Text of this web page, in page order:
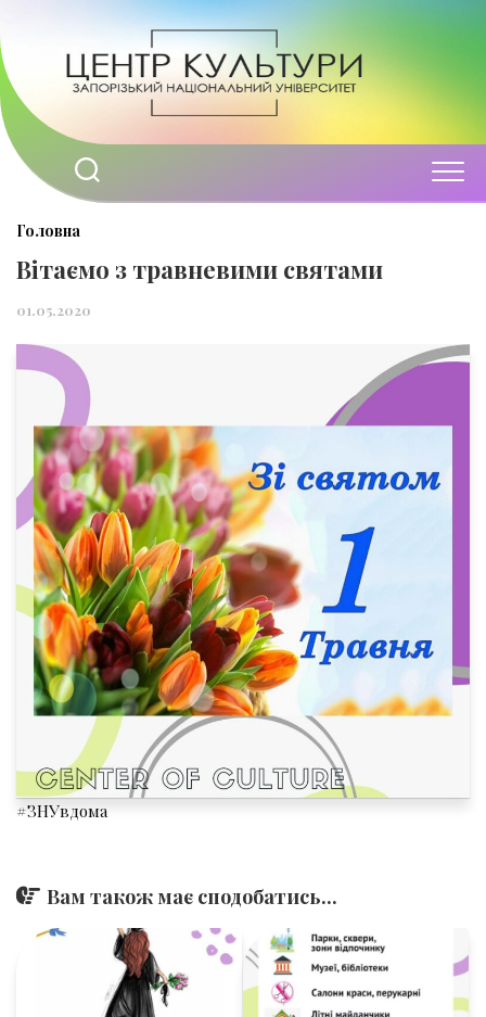
до
вмісту
Головна
Вітаємо з травневими святами
01.05.2020
#ЗНУвдома
Вам також має сподобатись...